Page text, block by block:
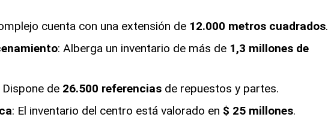
cuenta con una extensión de 12.000 metros cuadrados.
: Alberga un inventario de más de 1,3 millones de
Dispone de 26.500 referenciasde repuestos y partes.
: El inventario del centro está valorado en $ 25 millones.